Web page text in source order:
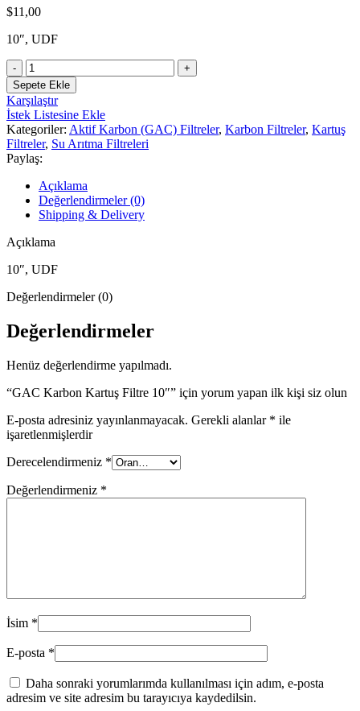
$11,00
10″, UDF
GAC
Karbon
Kartuş
Filtre
10"
adet
Sepete Ekle
Karşılaştır
İstek Listesine Ekle
Kategoriler: Aktif Karbon (GAC) Filtreler, Karbon Filtreler, Kartuş
Filtreler, Su Arıtma Filtreleri
Paylaş:
Açıklama
Değerlendirmeler (0)
Shipping & Delivery
Açıklama
10″, UDF
Değerlendirmeler (0)
Değerlendirmeler
Henüz değerlendirme yapılmadı.
“GAC Karbon Kartuş Filtre 10″” için yorum yapan ilk kişi siz olun
E-posta adresiniz yayınlanmayacak. Gerekli alanlar * ile
işaretlenmişlerdir
Derecelendirmeniz *
Değerlendirmeniz *
İsim *
E-posta *
Daha sonraki yorumlarımda kullanılması için adım, e-posta
adresim ve site adresim bu tarayıcıya kaydedilsin.